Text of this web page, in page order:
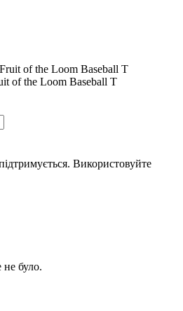
of the Loom Baseball T
Використовуйте
не було.